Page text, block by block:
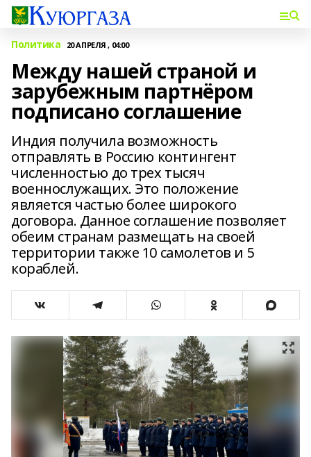
Политика 20 АПРЕЛЯ , 04:00
Между нашей страной и
зарубежным партнёром
подписано соглашение
Индия получила возможность
отправлять в Россию контингент
численностью до трех тысяч
военнослужащих. Это положение
является частью более широкого
договора. Данное соглашение позволяет
обеим странам размещать на своей
территории также 10 самолетов и 5
кораблей.